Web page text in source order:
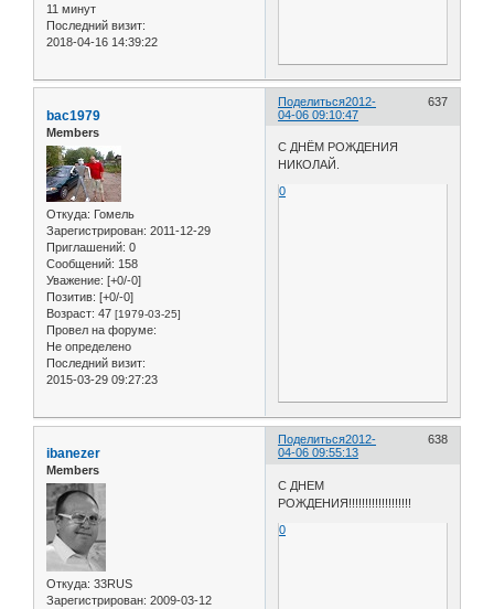
11 минут
Последний визит:
2018-04-16 14:39:22
Поделиться 637
2012-
04-06 09:10:47
bac1979
Members
Откуда: Гомель
Зарегистрирован: 2011-12-29
Приглашений: 0
Сообщений: 158
Уважение: [+0/-0]
Позитив: [+0/-0]
Возраст: 47 [1979-03-25]
Провел на форуме:
Не определено
Последний визит:
2015-03-29 09:27:23
С ДНЁМ РОЖДЕНИЯ
НИКОЛАЙ.
0
Поделиться 638
2012-
04-06 09:55:13
ibanezer
Members
Откуда: 33RUS
Зарегистрирован: 2009-03-12
С ДНЕМ
РОЖДЕНИЯ!!!!!!!!!!!!!!!!!!!
0